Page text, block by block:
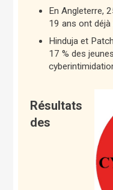
En Angleterre,
19 ans ont
Hinduja et
17 % des
Résultats
des